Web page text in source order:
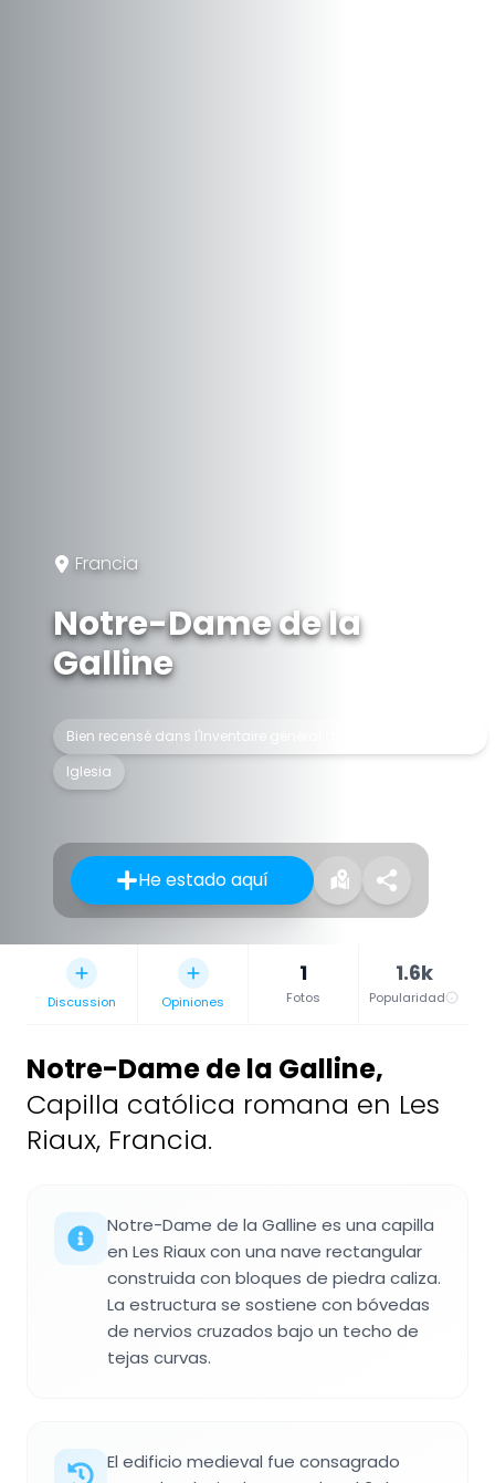
Francia
Notre-Dame de la
Galline
Bien recensé dans l'Inventaire général du patrimoine culturel
Iglesia
He estado aquí
Discussion Opiniones
1
Fotos
1.6k
Popularidad
Notre-Dame de la Galline,
Capilla católica romana en Les
Riaux, Francia.
Notre-Dame de la Galline es una capilla
en Les Riaux con una nave rectangular
construida con bloques de piedra caliza.
La estructura se sostiene con bóvedas
de nervios cruzados bajo un techo de
tejas curvas.
El edificio medieval fue consagrado